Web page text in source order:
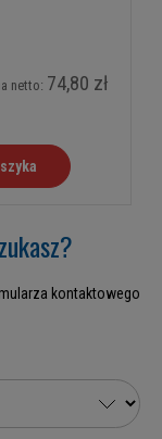
netto: 74,80 zł
kontaktowego